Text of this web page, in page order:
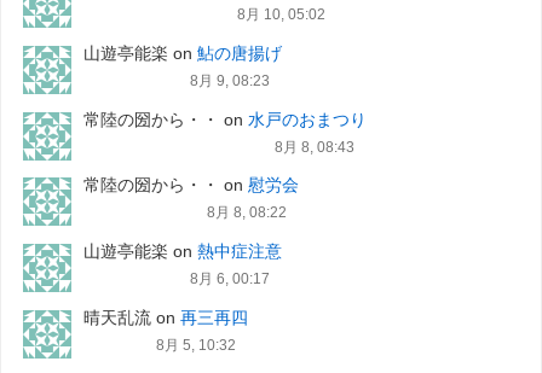
8月 10, 05:02
山遊亭能楽 on 鮎の唐揚げ
8月 9, 08:23
常陸の圀から・・ on 水戸のおまつり
8月 8, 08:43
常陸の圀から・・ on 慰労会
8月 8, 08:22
山遊亭能楽 on 熱中症注意
8月 6, 00:17
晴天乱流on 再三再四
8月 5, 10:32